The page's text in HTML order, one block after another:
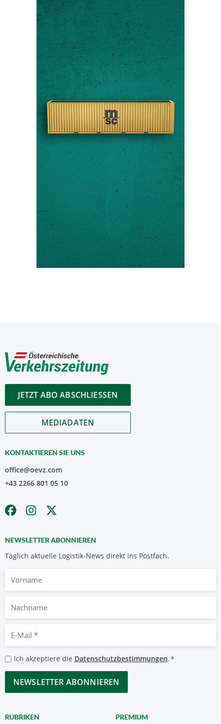
JETZT ABO ABSCHLIESSEN
MEDIADATEN
KONTAKTIEREN SIE UNS
office@oevz.com
+43 2266 801 05 10
NEWSLETTER ABONNIEREN
Täglich aktuelle Logistik-News direkt ins Postfach.
Nachname
Mail
*
Datenschutzbestimmungen
*
Ich akzeptiere die Datenschutzbestimmungen.*
CAPTCHA
RUBRIKEN PREMIUM